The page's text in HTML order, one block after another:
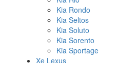
Kia Rondo
Kia Seltos
Kia Soluto
Kia Sorento
Kia Sportage
Xe Lexus